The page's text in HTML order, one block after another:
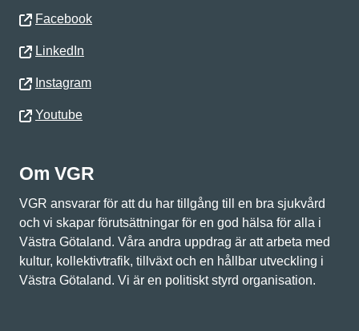
Facebook
LinkedIn
Instagram
Youtube
Om VGR
VGR ansvarar för att du har tillgång till en bra sjukvård
och vi skapar förutsättningar för en god hälsa för alla i
Västra Götaland. Våra andra uppdrag är att arbeta med
kultur, kollektivtrafik, tillväxt och en hållbar utveckling i
Västra Götaland. Vi är en politiskt styrd organisation.